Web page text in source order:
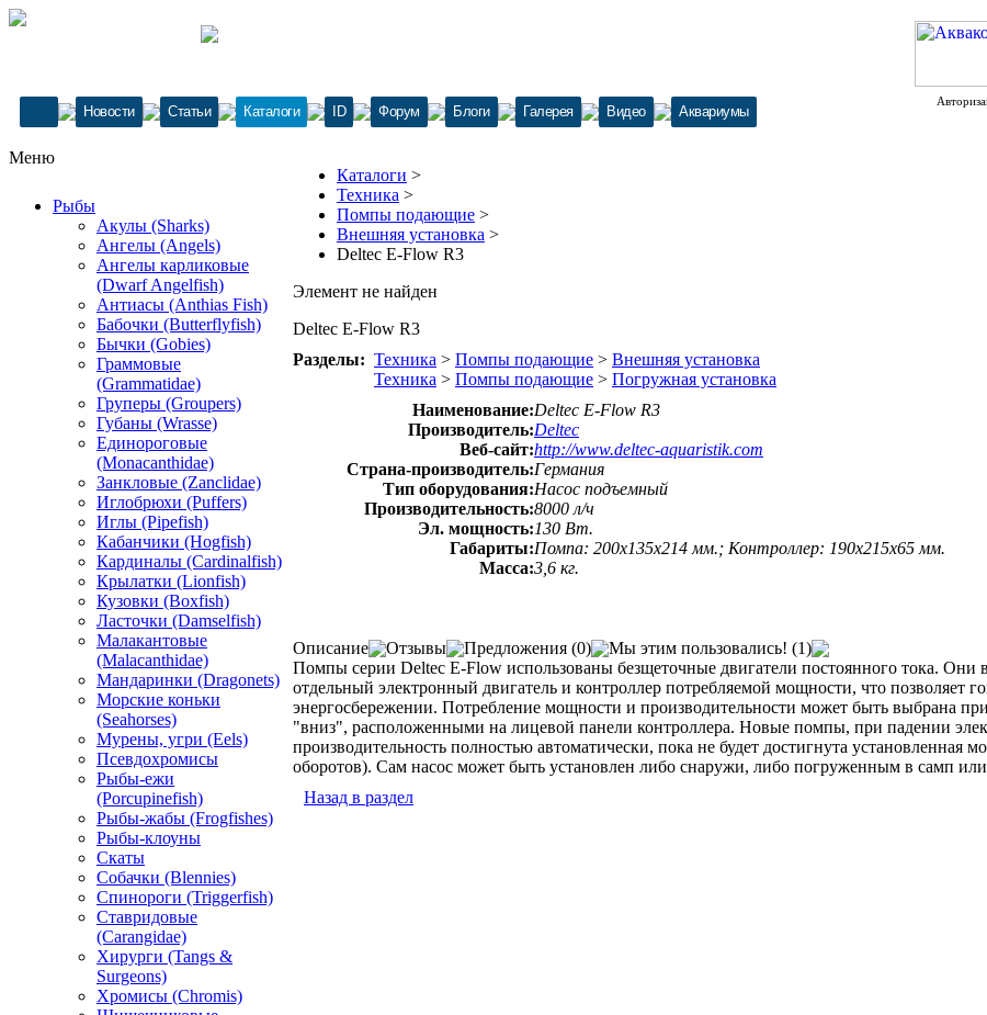
Новости Статьи Каталоги ID Форум Блоги Галерея Видео Аквариумы
Меню
Рыбы
Акулы (Sharks)
Ангелы (Angels)
Ангелы карликовые
(Dwarf Angelfish)
Антиасы (Anthias Fish)
Бабочки (Butterflyfish)
Бычки (Gobies)
Граммовые
(Grammatidae)
Груперы (Groupers)
Губаны (Wrasse)
Единороговые
(Monacanthidae)
Занкловые (Zanclidae)
Иглобрюхи (Puffers)
Иглы (Pipefish)
Кабанчики (Hogfish)
Кардиналы (Cardinalfish)
Крылатки (Lionfish)
Кузовки (Boxfish)
Ласточки (Damselfish)
Малакантовые
(Malacanthidae)
Мандаринки (Dragonets)
Морские коньки
(Seahorses)
Мурены, угри (Eels)
Псевдохромисы
Рыбы-ежи
(Porcupinefish)
Рыбы-жабы (Frogfishes)
Рыбы-клоуны
Скаты
Собачки (Blennies)
Спинороги (Triggerfish)
Ставридовые
(Carangidae)
Хирурги (Tangs &
Surgeons)
Хромисы (Chromis)
Каталоги >
Техника >
Помпы подающие >
Внешняя установка >
Deltec E-Flow R3
Элемент не найден
Deltec E-Flow R3
Разделы: Техника > Помпы подающие > Внешняя установка
Техника > Помпы подающие > Погружная установка
Наименование:Deltec E-Flow R3
Производитель:Deltec
Веб-сайт:http://www.deltec-aquaristik.com
Страна-производитель:Германия
Тип оборудования:Насос подъемный
Производительность:8000 л/ч
Эл. мощность:130 Вт.
Габариты:Помпа: 200х135х214 мм.; Контроллер: 190х215х65 мм.
Масса:3,6 кг.
Описание Отзывы Предложения (0)
Мы этим пользовались! (1)
Помпы серии Deltec E-Flow использованы безщеточные двигатели постоянного тока. Они
отдельный электронный двигатель и контроллер потребляемой мощности, что позволяет
энергосбережении. Потребление мощности и производительности может быть выбрана
"вниз", расположенными на лицевой панели контроллера. Новые помпы, при падении
производительность полностью автоматически, пока не будет достигнута установленная
оборотов). Сам насос может быть установлен либо снаружи, либо погруженным в самп
Назад в раздел